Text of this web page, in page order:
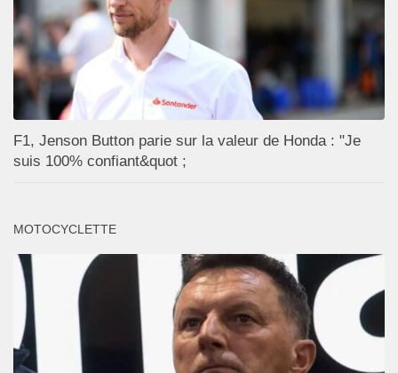
F1, Jenson Button parie sur la valeur de Honda : "Je
suis 100% confiant&quot ;
MOTOCYCLETTE